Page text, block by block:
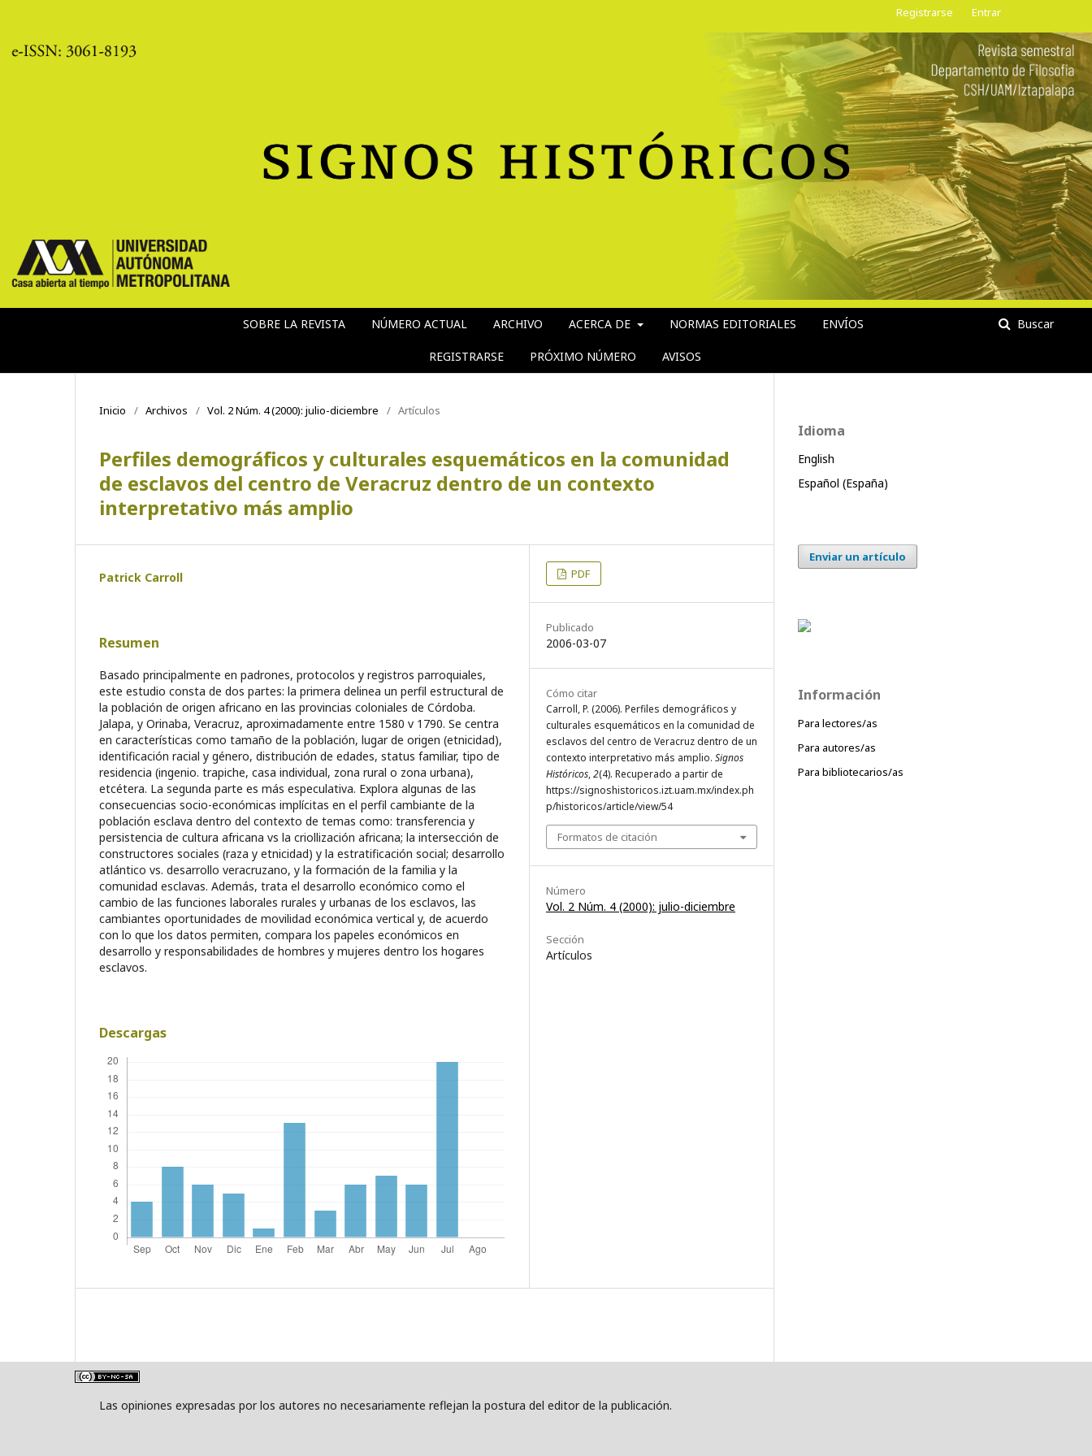
SOBRE LA REVISTA NÚMERO ACTUAL ARCHIVO ACERCA DE NORMAS EDITORIALES ENVÍOS
REGISTRARSE PRÓXIMO NÚMERO AVISOS
Buscar
Registrarse Entrar
Inicio / Archivos / Vol. 2 Núm. 4 (2000): julio-diciembre / Artículos
Perfiles demográficos y culturales esquemáticos en la comunidad
de esclavos del centro de Veracruz dentro de un contexto
interpretativo más amplio
Patrick Carroll
Resumen
Basado principalmente en padrones, protocolos y registros parroquiales,
este estudio consta de dos partes: la primera delinea un perfil estructural de
la población de origen africano en las provincias coloniales de Córdoba.
Jalapa, y Orinaba, Veracruz, aproximadamente entre 1580 v 1790. Se centra
en características como tamaño de la población, lugar de origen (etnicidad),
identificación racial y género, distribución de edades, status familiar, tipo de
residencia (ingenio. trapiche, casa individual, zona rural o zona urbana),
etcétera. La segunda parte es más especulativa. Explora algunas de las
consecuencias socio-económicas implícitas en el perfil cambiante de la
población esclava dentro del contexto de temas como: transferencia y
persistencia de cultura africana vs la criollización africana; la intersección de
constructores sociales (raza y etnicidad) y la estratificación social; desarrollo
atlántico vs. desarrollo veracruzano, y la formación de la familia y la
comunidad esclavas. Además, trata el desarrollo económico como el
cambio de las funciones laborales rurales y urbanas de los esclavos, las
cambiantes oportunidades de movilidad económica vertical y, de acuerdo
con lo que los datos permiten, compara los papeles económicos en
desarrollo y responsabilidades de hombres y mujeres dentro los hogares
esclavos.
Descargas
PDF
Publicado
2006-03-07
Cómo citar
Carroll, P. (2006). Perfiles demográficos y
culturales esquemáticos en la comunidad de
esclavos del centro de Veracruz dentro de un
contexto interpretativo más amplio. Signos
Históricos,2(4). Recuperado a partir de
https://signoshistoricos.izt.uam.mx/index.ph
p/historicos/article/view/54
Formatos de citación
Número
Vol. 2 Núm. 4 (2000): julio-diciembre
Sección
Artículos
Idioma
English
Español (España)
Enviar un artículo
Información
Para lectores/as
Para autores/as
Para bibliotecarios/as
Las opiniones expresadas por los autores no necesariamente reflejan la postura del editor de la publicación.